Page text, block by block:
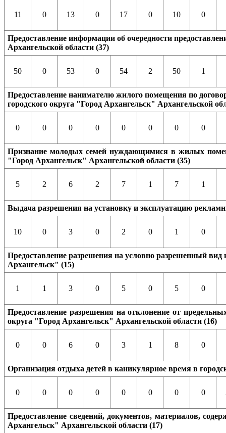
11 0 13 0 17 0 10 0
Предоставление информации об очередности
Архангельской области (37)
50 0 53 0 54 2 50 1
Предоставление нанимателю жилого помещения по
городского округа "Город Архангельск" Архангельской
0 0 0 0 0 0 0 0
Признание молодых семей нуждающимися в жилых
"Город Архангельск" Архангельской области (35)
5 2 6 2 7 1 7 1
Выдача разрешения на установку и эксплуатацию
10 0 3 0 2 0 1 0
Предоставление разрешения на условно разрешенный вид
Архангельск" (15)
1 1 3 0 5 0 5 0
Предоставление разрешения на отклонение от
округа "Город Архангельск" Архангельской области (16)
0 0 6 0 3 1 8 0
Организация отдыха детей в каникулярное время в
0 0 0 0 0 0 0 0
Предоставление сведений, документов, материалов,
Архангельск" Архангельской области (17)